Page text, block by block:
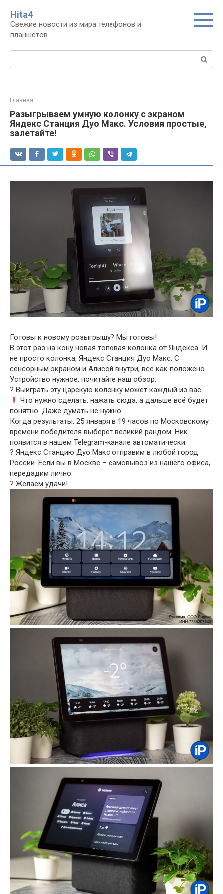
контенту
Нita4
Свежие новости из мира телефонов и
планшетов
Поиск:
Главная
Разыгрываем умную колонку с экраном
Яндекс Станция Дуо Макс. Условия простые,
залетайте!
Готовы к новому розыгрышу? Мы готовы!
В этот раз на кону новая топовая колонка от Яндекса. И
не просто колонка, Яндекс Станция Дуо Макс. С
сенсорным экраном и Алисой внутри, всё как положено.
Устройство нужное, почитайте наш обзор.
? Выиграть эту царскую колонку может каждый из вас.
Что нужно сделать: нажать сюда, а дальше всё будет
понятно. Даже думать не нужно.
Когда результаты: 25 января в 19 часов по Московскому
времени победителя выберет великий рандом. Ник
появится в нашем Telegram-канале автоматически.
? Яндекс Станцию Дуо Макс отправим в любой город
России. Если вы в Москве – самовывоз из нашего офиса,
передадим лично.
? Желаем удачи!